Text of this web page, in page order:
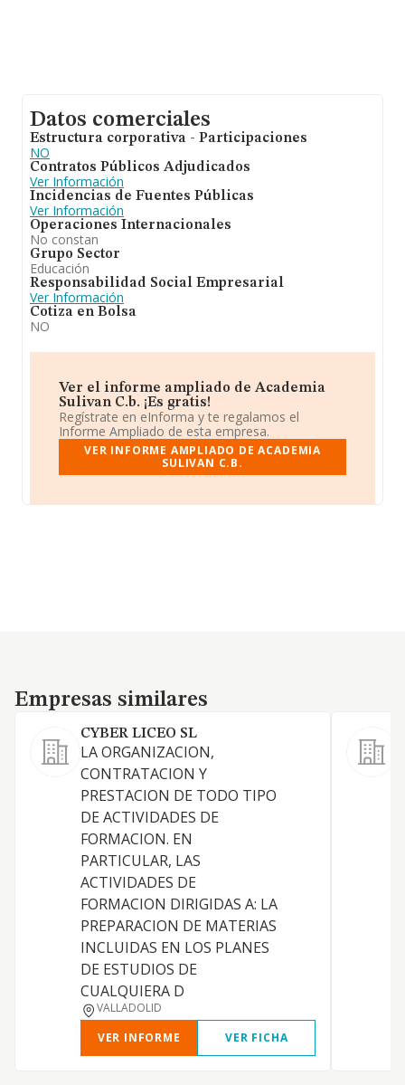
Datos comerciales
Estructura corporativa - Participaciones
NO
Contratos Públicos Adjudicados
Ver Información
Incidencias de Fuentes Públicas
Ver Información
Operaciones Internacionales
No constan
Grupo Sector
Educación
Responsabilidad Social Empresarial
Ver Información
Cotiza en Bolsa
NO
Ver el informe ampliado de Academia
Sulivan C.b. ¡Es gratis!
Regístrate en eInforma y te regalamos el
Informe Ampliado de esta empresa.
VER INFORME AMPLIADO DE ACADEMIA
SULIVAN C.B.
Empresas similares
Empresas similares
CYBER LICEO SL
LA ORGANIZACION,
CONTRATACION Y
PRESTACION DE TODO TIPO
DE ACTIVIDADES DE
FORMACION. EN
PARTICULAR, LAS
ACTIVIDADES DE
FORMACION DIRIGIDAS A: LA
PREPARACION DE MATERIAS
INCLUIDAS EN LOS PLANES
DE ESTUDIOS DE
CUALQUIERA D
VALLADOLID
VER INFORME
VER FICHA